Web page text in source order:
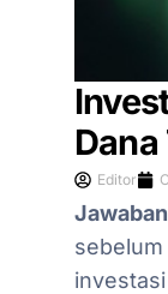
Editor